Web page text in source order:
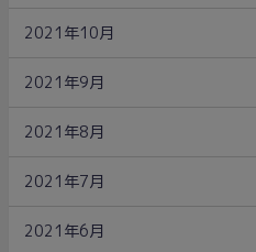
2021年10月
2021年9月
2021年8月
2021年7月
2021年6月